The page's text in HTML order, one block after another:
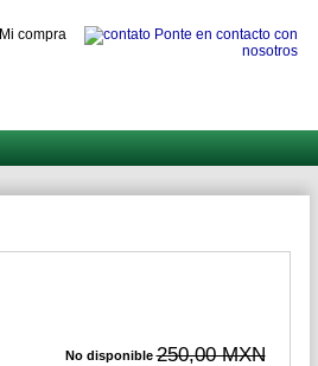
Mi compra
Ponte en contacto con
nosotros
No disponible 250,00 MXN